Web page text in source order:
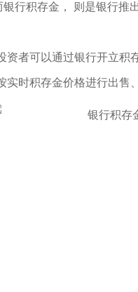
行积存金， 则是银行推
者可以通过银行开立
时积存金价格进行出售